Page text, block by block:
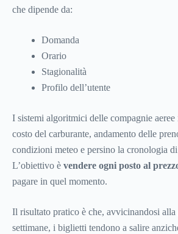
che dipende da:
Domanda
Orario
Stagionalità
Profilo dell’utente
I sistemi algoritmici delle compagnie
costo del carburante, andamento delle
condizioni meteo e persino la cronologia
L’obiettivo è vendere ogni posto al
pagare in quel momento.
Il risultato pratico è che, avvicinandosi
settimane, i biglietti tendono a salire